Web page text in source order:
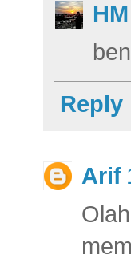
Reply
Arif